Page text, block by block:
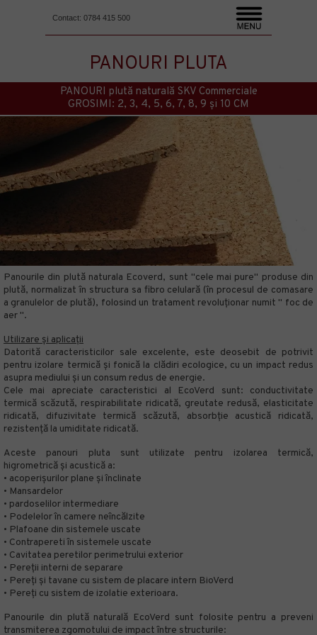
PANOURI PLUTA
PANOURI plută naturală SKV Commerciale
GROSIMI: 2, 3, 4, 5, 6, 7, 8, 9 și 10 CM
Panourile din plută naturala Ecoverd, sunt "cele mai pure" produse din
plută, normalizat în structura sa fibro celulară (în procesul de comasare
a granulelor de plută), folosind un tratament revoluționar numit " foc de
aer ".
Utilizare și aplicații
Datorită caracteristicilor sale excelente, este deosebit de potrivit
pentru izolare termică și fonică la clădiri ecologice, cu un impact redus
asupra mediului și un consum redus de energie.
Cele mai apreciate caracteristici al
EcoVerd sunt: ​​conductivitate
termică scăzută, respirabilitate ridicată, greutate redusă, elasticitate
ridicată, difuzivitate termică scăzută, absorbție acustică ridicată,
rezistență la umiditate ridicată.
Aceste panouri pluta sunt utilizate pentru izolarea termică,
higrometrică și acustică a:
• acoperișurilor plane și înclinate
• Mansardelor
• pardoselilor intermediare
• Podelelor în camere neîncălzite
• Plafoane din sistemele uscate
• Contrapereti în sistemele uscate
• Cavitatea peretilor perimetrului exterior
• Pereții interni de separare
• Pereți și tavane cu sistem de placare intern BioVerd
• Pereți cu sistem de izolatie exterioara.
Panourile din plută naturală EcoVerd sunt folosite pentru a preveni
transmiterea zgomotului de impact între structurile:
Contact: 0784 415 500